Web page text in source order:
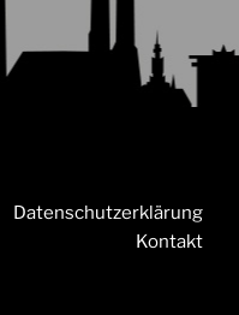
Datenschutzerklärung
Kontakt